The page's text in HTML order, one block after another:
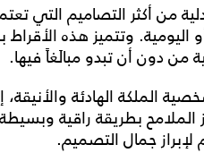
من أكثر التصاميم التي
اليومية. وتتميز هذه الأقراط
من دون أن تبدو مبالَغاً فيها.
الملكة الهادئة والأنيقة،
بطريقة راقية
لإبراز جمال التصميم.